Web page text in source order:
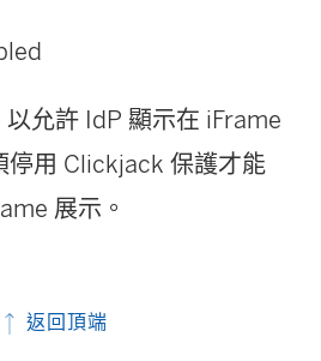
以允許 IdP 顯示在 iFrame
停用 Clickjack 保護才能
展示。
返回頂端